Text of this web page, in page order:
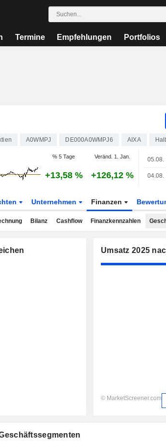
Termine Empfehlungen Portfolios
A0WMPJ DE000A0WMPJ6 AIXA
% 5 Tage Veränd. 1. Jan.
+13,58 % +126,12 %
05.08.
04.08.
Unternehmen Finanzen
Bilanz Cashflow Finanzkennzahlen
Umsatz 2025
© MarketScreener.com